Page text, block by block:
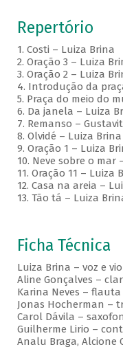
Repertório
1. Costi – Luiza Brina
2. Oração 3 – Luiza
3. Oração 2 – Luiza
4. Introdução da
5. Praça do meio do
6. Da janela – Luiza
7. Remanso –
8. Olvidé – Luiza
9. Oração 1 – Luiza
10. Neve sobre o mar
11. Oração 11 – Luiza
12. Casa na areia –
13. Tão tá – Luiza
Ficha Técnica
Luiza Brina – voz e
Aline Gonçalves –
Karina Neves – flauta
Jonas Hocherman –
Carol Dávila –
Guilherme Lirio –
Analu Braga, Alcione